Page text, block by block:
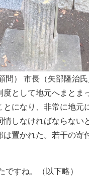
問） 市長（矢部隆治
度として地元へまとま
とになり、非常に地元
情しなければならない
は置かれた。若干の寄
ですね。（以下略）